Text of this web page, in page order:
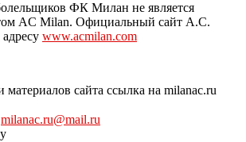
ФК Милан не является
AC Milan. Официальный сайт A.C.
www.acmilan.com
сайта ссылка на milanac.ru
milanac.ru@mail.ru